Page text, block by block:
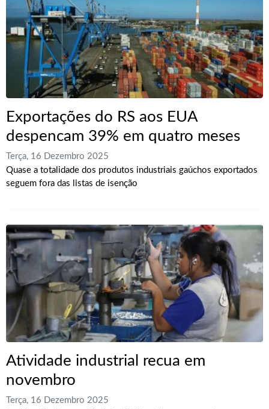
Exportações do RS aos EUA
despencam 39% em quatro meses
Terça, 16 Dezembro 2025
Quase a totalidade dos produtos industriais gaúchos exportados
seguem fora das listas de isenção
Atividade industrial recua em
novembro
Terça, 16 Dezembro 2025